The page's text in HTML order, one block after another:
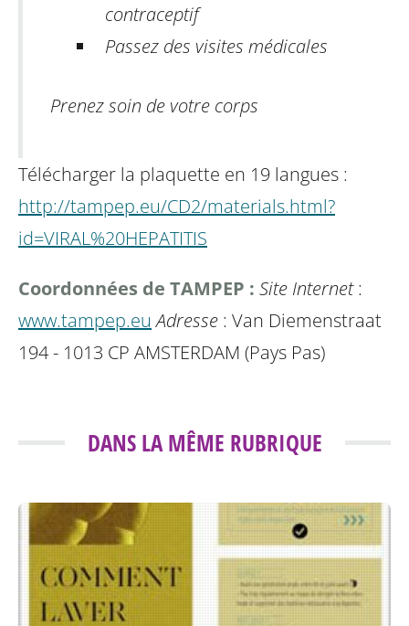
contraceptif
Passez des visites médicales
Prenez soin de votre corps
Télécharger la plaquette en 19 langues :
http://tampep.eu/CD2/materials.html?
id=VIRAL%20HEPATITIS
Coordonnées de TAMPEP : Site Internet:
www.tampep.eu Adresse : Van Diemenstraat
194 - 1013 CP AMSTERDAM (Pays Pas)
DANS LA MÊME RUBRIQUE